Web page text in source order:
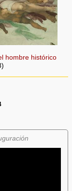
hombre histórico